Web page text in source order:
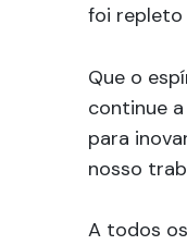
foi repleto
Que o
continue
para
nosso
A todos